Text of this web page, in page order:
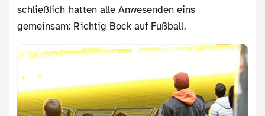
schließlich hatten alle Anwesenden eins
gemeinsam: Richtig Bock auf Fußball.